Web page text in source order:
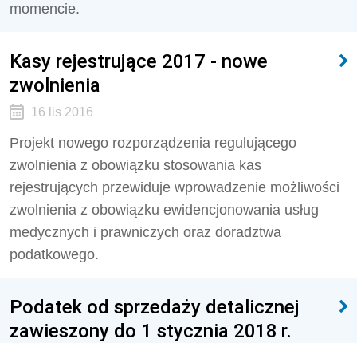
momencie.
Kasy rejestrujące 2017 - nowe
zwolnienia
16 lis 2016
Projekt nowego rozporządzenia regulującego
zwolnienia z obowiązku stosowania kas
rejestrujących przewiduje wprowadzenie możliwości
zwolnienia z obowiązku ewidencjonowania usług
medycznych i prawniczych oraz doradztwa
podatkowego.
Podatek od sprzedaży detalicznej
zawieszony do 1 stycznia 2018 r.